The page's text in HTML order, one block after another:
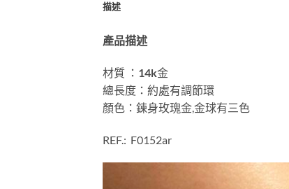
描述
產品描述
材質 ： 14k金
總長度：約處有調節環
顏色：鍊身玫瑰金,金球有三色
REF.: F0152ar